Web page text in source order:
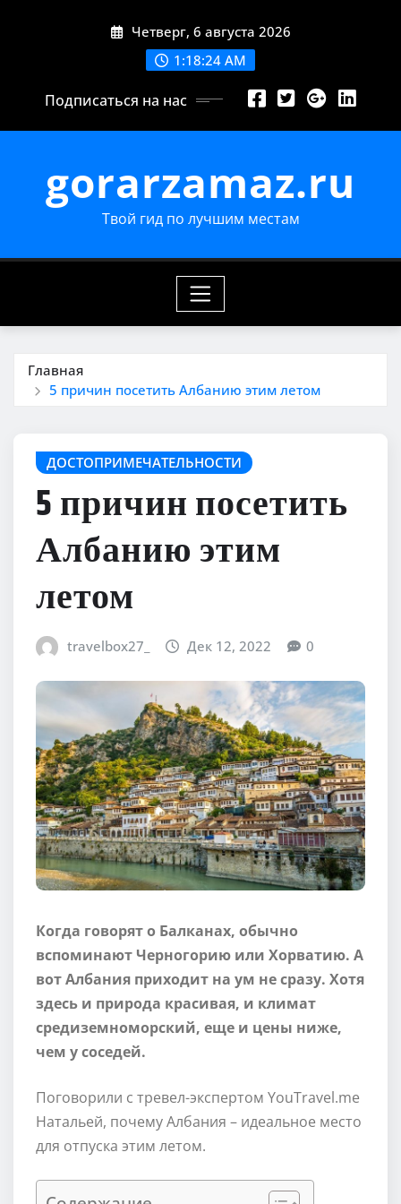
Четверг, 6 августа 2026
1:18:26 AM
Подписаться на нас
gorarzamaz.ru
Твой гид по лучшим местам
Главная
5 причин посетить Албанию этим летом
ДОСТОПРИМЕЧАТЕЛЬНОСТИ
5 причин посетить
Албанию этим
летом
travelbox27_ Дек 12, 2022 0
Когда говорят о Балканах, обычно
вспоминают Черногорию или Хорватию. А
вот Албания приходит на ум не сразу. Хотя
здесь и природа красивая, и климат
средиземноморский, еще и цены ниже,
чем у соседей.
Поговорили с тревел-экспертом YouTravel.me
Натальей, почему Албания – идеальное место
для отпуска этим летом.